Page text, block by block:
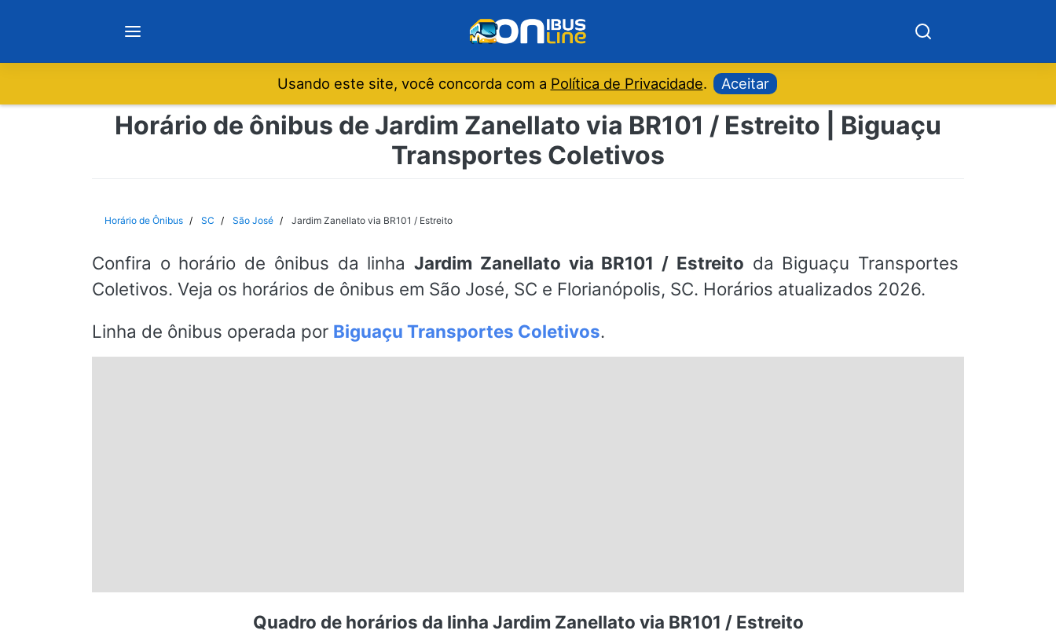
Notícias
São Paulo
Espírito Santo
Usando este site, você concorda com a Política de Privacidade. Aceitar
Horário de ônibus de Jardim Zanellato via BR101 / Estreito | Biguaçu
Transportes Coletivos
Horário de Ônibus SC São José Jardim Zanellato via BR101 / Estreito
Confira o horário de ônibus da linhaJardim Zanellato via BR101 / Estreito da Biguaçu Transportes
Coletivos. Veja os horários de ônibus em São José, SC e Florianópolis, SC. Horários atualizados 2026.
Linha de ônibus operada por Biguaçu Transportes Coletivos.
Quadro de horários da linha Jardim Zanellato via BR101 / Estreito